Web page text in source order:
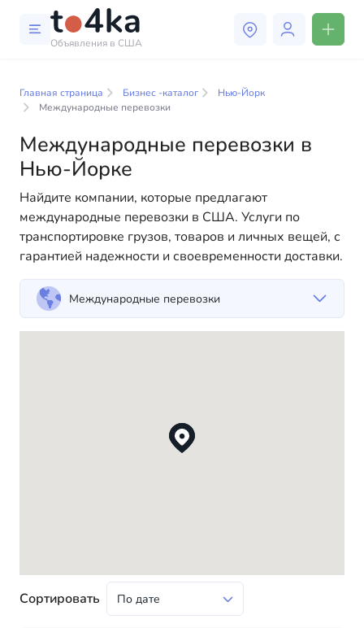
Объявления в США
Йорке
выбор компаний и специалистов, готовых помочь
людям адаптироваться к жизни в США. Мы
предлагаем разнообразные решения как для
физических, так и для юридических лиц, чтобы
сделать вашу жизнь в Америке более комфортной и
удобной. От профессиональных консультаций до
повседневной помощи — у нас есть всё
необходимое для успешного начала вашей новой
жизни в США
Главная страница Бизнес -каталог
Нью-Йорк
Международные перевозки
Международные перевозки в
Нью-Йорке
Найдите компании, которые предлагают
международные перевозки в США. Услуги по
транспортировке грузов, товаров и личных вещей, с
гарантией надежности и своевременности доставки.
Международные перевозки
Сортировать